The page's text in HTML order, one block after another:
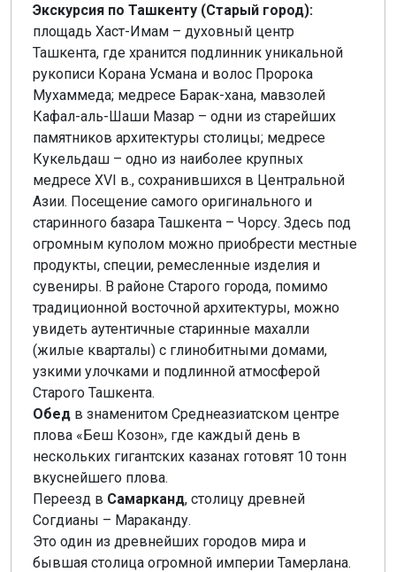
Экскурсия по Ташкенту (Старый город):
площадь Хаст-Имам – духовный центр
Ташкента, где хранится подлинник уникальной
рукописи Корана Усмана и волос Пророка
Мухаммеда; медресе Барак-хана, мавзолей
Кафал-аль-Шаши Мазар – одни из старейших
памятников архитектуры столицы; медресе
Кукельдаш – одно из наиболее крупных
медресе XVI в., сохранившихся в Центральной
Азии. Посещение самого оригинального и
старинного базара Ташкента – Чорсу. Здесь под
огромным куполом можно приобрести местные
продукты, специи, ремесленные изделия и
сувениры. В районе Старого города, помимо
традиционной восточной архитектуры, можно
увидеть аутентичные старинные махалли
(жилые кварталы) с глинобитными домами,
узкими улочками и подлинной атмосферой
Старого Ташкента.
Обед в знаменитом Среднеазиатском центре
плова «Беш Козон», где каждый день в
нескольких гигантских казанах готовят 10 тонн
вкуснейшего плова.
Переезд в Самарканд, столицу древней
Согдианы – Мараканду.
Это один из древнейших городов мира и
бывшая столица огромной империи Тамерлана.